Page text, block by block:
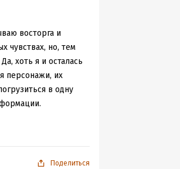
восторга и
чувствах, но, тем
хоть я и осталась
персонажи, их
в одну
его планы.
вокруг. Дей далеко
Поделиться